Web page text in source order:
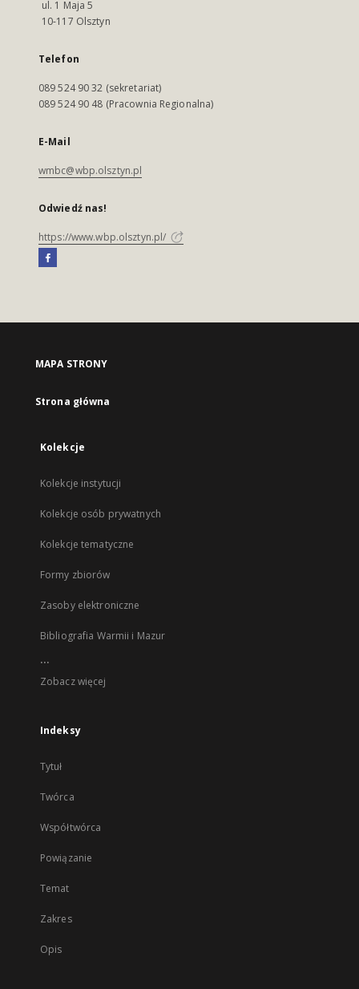
ul. 1 Maja 5
10-117 Olsztyn
Telefon
089 524 90 32 (sekretariat)
089 524 90 48 (Pracownia Regionalna)
E-Mail
wmbc@wbp.olsztyn.pl
Odwiedź nas!
https://www.wbp.olsztyn.pl/
MAPA STRONY
Strona główna
Kolekcje
Kolekcje instytucji
Kolekcje osób prywatnych
Kolekcje tematyczne
Formy zbiorów
Zasoby elektroniczne
Bibliografia Warmii i Mazur
...
Zobacz więcej
Indeksy
Tytuł
Twórca
Współtwórca
Powiązanie
Temat
Zakres
Opis